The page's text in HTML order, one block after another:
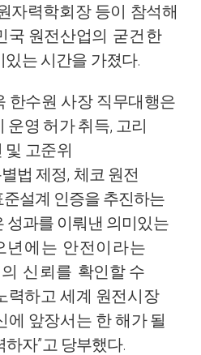
자력학회장 등이 참석해
국 원전산업의 굳건한
있는 시간을 가졌다.
한수원 사장 직무대행은
운영 허가 취득, 고리
및 고준위
법 제정, 체코 원전
준설계 인증을 추진하는
성과를 이뤄낸 의미있는
년에는 안전이라는
신뢰를 확인할 수
력하고 세계 원전시장
에 앞장서는 한 해 가 될
하자”고 당부했다.